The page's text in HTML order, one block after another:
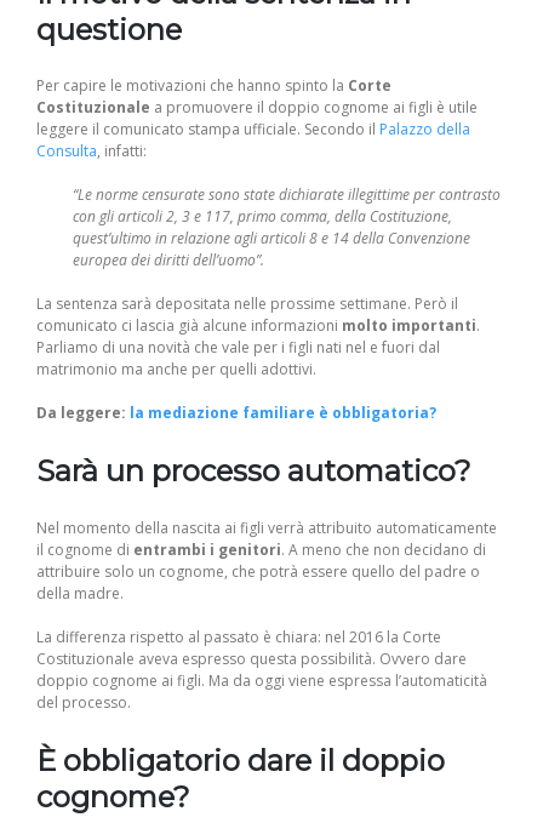
questione
Per capire le motivazioni che hanno spinto la Corte
Costituzionale a promuovere il doppio cognome ai figli è utile
leggere il comunicato stampa ufficiale. Secondo il Palazzo della
Consulta, infatti:
“Le norme censurate sono state dichiarate illegittime per contrasto
con gli articoli 2, 3 e 117, primo comma, della Costituzione,
quest’ultimo in relazione agli articoli 8 e 14 della Convenzione
europea dei diritti dell’uomo”.
La sentenza sarà depositata nelle prossime settimane. Però il
comunicato ci lascia già alcune informazioni molto importanti.
Parliamo di una novità che vale per i figli nati nel e fuori dal
matrimonio ma anche per quelli adottivi.
Da leggere: la mediazione familiare è obbligatoria?
Sarà un processo automatico?
Nel momento della nascita ai figli verrà attribuito automaticamente
il cognome di entrambi i genitori. A meno che non decidano di
attribuire solo un cognome, che potrà essere quello del padre o
della madre.
La differenza rispetto al passato è chiara: nel 2016 la Corte
Costituzionale aveva espresso questa possibilità. Ovvero dare
doppio cognome ai figli. Ma da oggi viene espressa l’automaticità
del processo.
È obbligatorio dare il doppio
cognome?